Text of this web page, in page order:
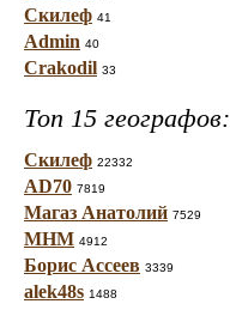
Скилеф 41
Admin 40
Crakodil 33
Топ 15 географов:
Скилеф 22332
AD70 7819
Магаз Анатолий 7529
МНМ 4912
Борис Ассеев 3339
alek48s 1488